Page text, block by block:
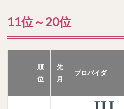
11位～20位
順
位
先
月
プロバイダ